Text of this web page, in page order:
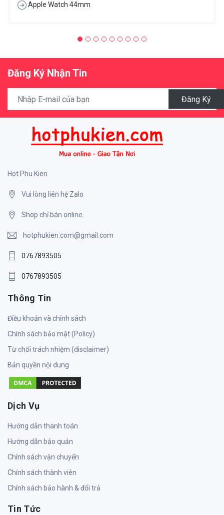
Apple Watch 44mm
Đăng Ký Nhận Tin
Đăng Ký
Hot Phu Kien
Vui lòng liên hệ Zalo
Shop chỉ bán online
hotphukien.com@gmail.com
0767893505
0767893505
Thông Tin
Điều khoản và chính sách
Chính sách bảo mật (Policy)
Từ chối trách nhiệm (disclaimer)
Bản quyền nội dung
Dịch Vụ
Hướng dẫn thanh toán
Hướng dẫn bảo quản
Chính sách vận chuyển
Chính sách thành viên
Chính sách bảo hành & đổi trả
Tin Tức